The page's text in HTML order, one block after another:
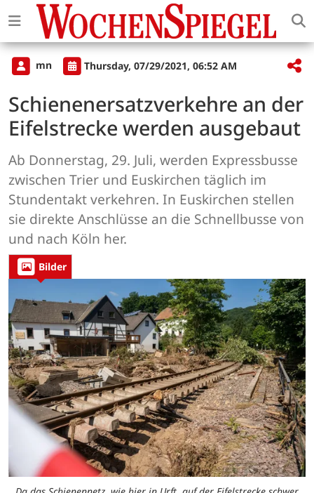
mn Thursday, 07/29/2021, 06:52 AM
Schienenersatzverkehre an der
Eifelstrecke werden ausgebaut
Ab Donnerstag, 29. Juli, werden Expressbusse
zwischen Trier und Euskirchen täglich im
Stundentakt verkehren. In Euskirchen stellen
sie direkte Anschlüsse an die Schnellbusse von
und nach Köln her.
Bilder